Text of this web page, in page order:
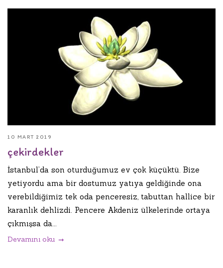
10 MART 2019
çekirdekler
İstanbul’da son oturduğumuz ev çok küçüktü. Bize
yetiyordu ama bir dostumuz yatıya geldiğinde ona
verebildiğimiz tek oda penceresiz, tabuttan hallice bir
karanlık dehlizdi. Pencere Akdeniz ülkelerinde ortaya
çıkmışsa da...
Devamını oku